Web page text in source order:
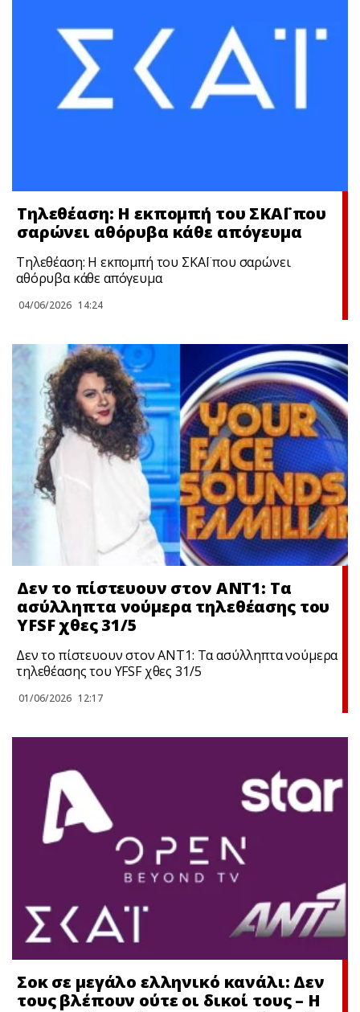
Τηλεθέαση: Η εκπομπή του ΣΚΑΪ που
σαρώνει αθόρυβα κάθε απόγευμα
Τηλεθέαση: Η εκπομπή του ΣΚΑΪ που σαρώνει
αθόρυβα κάθε απόγευμα
04/06/2026 14:24
Δεν το πίστευουν στον ΑΝΤ1: Τα
ασύλληπτα νούμερα τηλεθέασης του
YFSF χθες 31/5
Δεν το πίστευουν στον ΑΝΤ1: Τα ασύλληπτα νούμερα
τηλεθέασης του YFSF χθες 31/5
01/06/2026 12:17
Σοκ σε μεγάλο ελληνικό κανάλι: Δεν
τους βλέπουν ούτε οι δικοί τους – Η